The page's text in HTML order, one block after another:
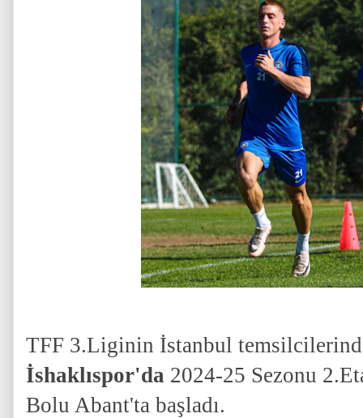
TFF 3.Liginin İstanbul
İshaklıspor'da 2024-25 Sezonu
Bolu Abant'ta başladı.